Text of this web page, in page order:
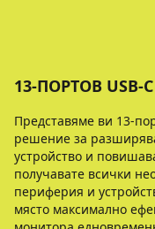
13-ПОРТОВ USB-
Представяме ви 13-
решение за
устройство и
получавате всички
периферия и
място максимално